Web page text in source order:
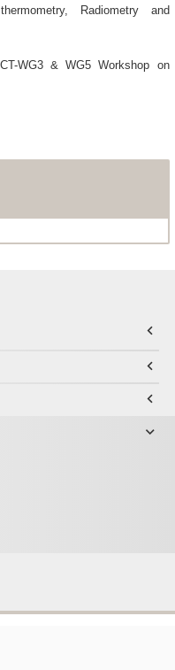
Radiometry and
WG3 & WG5 Workshop on